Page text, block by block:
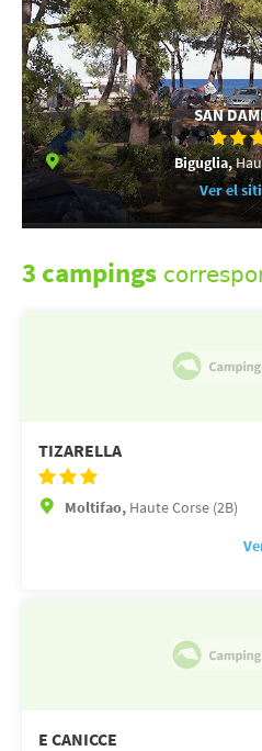
SAN
Biguglia,
Ver el
3 campings
TIZARELLA
Moltifao, Haute Corse (2B)
E CANICCE